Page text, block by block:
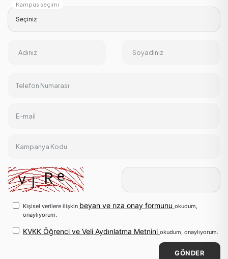
Kampüs seçimi
Adınız Soyadınız
Telefon Numarası
E-mail
Kampanya Kodu
Kişisel verilere ilişkin beyan ve rıza onay formunu okudum,
onaylıyorum.
KVKK Öğrenci ve Veli Aydınlatma Metnini okudum, onaylıyorum.
GÖNDER